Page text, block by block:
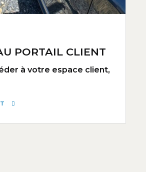
PORTAIL CLIENT
à votre espace client,